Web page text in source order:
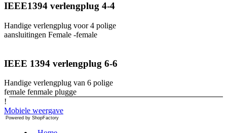
IEEE1394 verlengplug 4-4
Handige verlengplug voor 4 polige
aansluitingen Female -female
IEEE 1394 verlengplug 6-6
Handige verlengplug van 6 polige
female fenmale plugge
!
Mobiele weergave
Powered by ShopFactory